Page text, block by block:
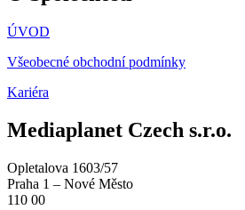
ÚVOD
Všeobecné obchodní podmínky
Kariéra
Mediaplanet Czech s.r.o.
Opletalova 1603/57
Praha 1 – Nové Město
110 00